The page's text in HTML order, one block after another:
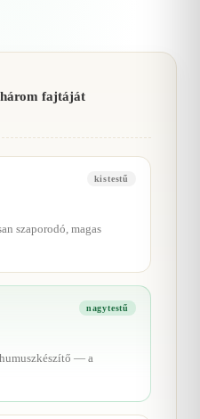
fajtáját
kistestű
szaporodó, magas
nagytestű
— a